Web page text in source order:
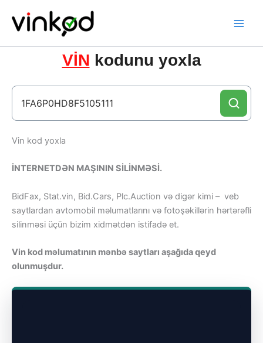
content
VİN kodunu yoxla
Vin kod yoxla
İNTERNETDƏN MAŞININ SİLİNMƏSİ.
BidFax, Stat.vin, Bid.Cars, Plc.Auction və digər kimi – veb
saytlardan avtomobil məlumatlarını və fotoşəkillərin hərtərəfli
silinməsi üçün bizim xidmətdən istifadə et.
Vin kod məlumatının mənbə saytları aşağıda qeyd
olunmuşdur.